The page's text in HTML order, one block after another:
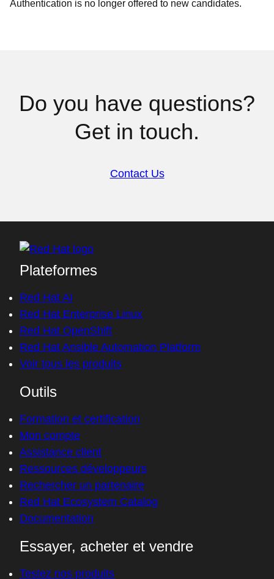
Authentication is no longer offered to new candidates.
Do you have questions?
Get in touch.
Contact Us
Plateformes
Red Hat AI
Red Hat Enterprise Linux
Red Hat OpenShift
Red Hat Ansible Automation Platform
Voir tous les produits
Outils
Formation et certification
Mon compte
Assistance client
Ressources développeurs
Rechercher un partenaire
Red Hat Ecosystem Catalog
Documentation
Essayer, acheter et vendre
Testez nos produits